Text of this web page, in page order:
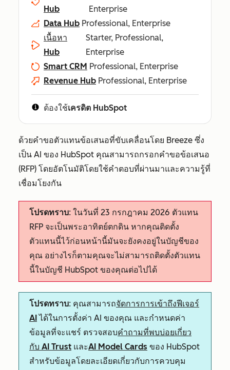
Hub
Enterprise
Data Hub Professional, Enterprise
เนื้อหา
Hub
Starter, Professional,
Enterprise
Smart CRM Professional, Enterprise
Revenue Hub Professional, Enterprise
ต้องใช้เครดิต HubSpot
ด้วยคำขอตัวแทนข้อเสนอที่ขับเคลื่อนโดย Breeze ซึ่ง
เป็น AI ของ HubSpot คุณสามารถกรอกคำขอข้อเสนอ
(RFP) โดยอัตโนมัติโดยใช้คำตอบที่ผ่านมาและความรู้ที่
เชื่อมโยงกัน
โปรดทราบ: ในวันที่ 23 กรกฎาคม 2026 ตัวแทน
RFP จะเป็นพระอาทิตย์ตกดิน หากคุณติดตั้ง
ตัวแทนนี้ไว้ก่อนหน้านี้มันจะยังคงอยู่ในบัญชีของ
คุณ อย่างไรก็ตามคุณจะไม่สามารถติดตั้งตัวแทน
นี้ในบัญชี HubSpot ของคุณต่อไปได้
โปรดทราบ: คุณสามารถจัดการการเข้าถึงฟีเจอร์
AIได้ในการตั้งค่า AI ของคุณ และกำหนดค่า
ข้อมูลที่จะแชร์ ตรวจสอบคำถามที่พบบ่อยเกี่ยว
กับ AI Trust และAI Model Cards ของ HubSpot
สำหรับข้อมูลโดยละเอียดเกี่ยวกับการควบคุม